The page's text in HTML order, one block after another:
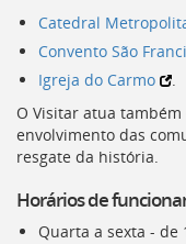
a
busca
[]
Voltar
para
o
início
menu
[]
Catedral
Convento São
Igreja do Carmo
.
O Visitar atua
envolvimento das
resgate da história.
Horários de
Quarta a sexta - de